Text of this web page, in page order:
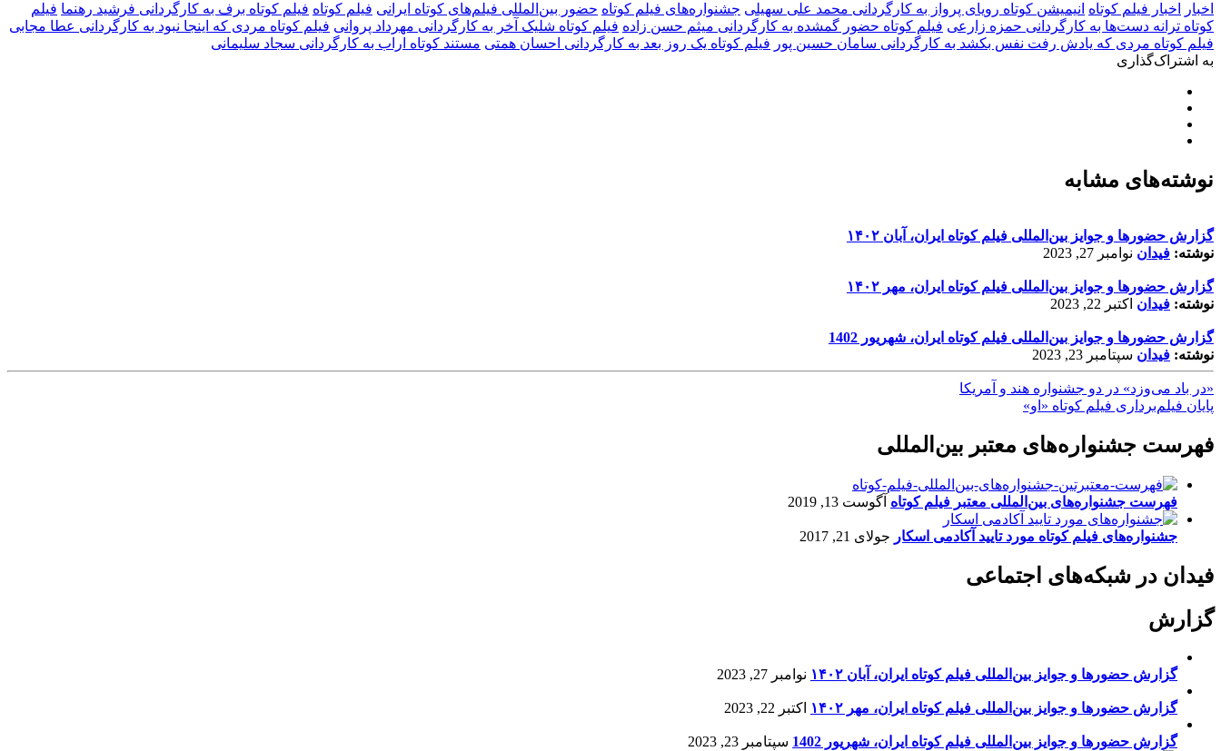
اخبار اخبار فیلم کوتاه انیمیشن کوتاه رویای پرواز به کارگردانی محمد علی سهیلی جشنواره‌های فیلم کوتاه حضور بین‌المللی فیلم‌های کوتاه ایرانی فیلم کوتاه فیلم کوتاه برف به کارگردانی فرشید رهنما فیلم
کوتاه ترانه دست‌ها به کارگردانی حمزه زارعی فیلم کوتاه حضور گمشده به کارگردانی میثم حسن زاده فیلم کوتاه شلیک آخر به کارگردانی مهرداد پروانی فیلم کوتاه مردی که اینجا نبود به کارگردانی عطا مجابی
فیلم کوتاه مردی که یادش رفت نفس بکشد به کارگردانی سامان حسین پور فیلم کوتاه یک روز بعد به کارگردانی احسان همتی مستند کوتاه اراب به کارگردانی سجاد سلیمانی
به اشتراک‌گذاری
نوشته‌های مشابه
گزارش حضورها و جوایز بین‌المللی فیلم کوتاه ایران، آبان ۱۴۰۲
نوشته: فیدان نوامبر 27, 2023
گزارش حضورها و جوایز بین‌المللی فیلم کوتاه ایران، مهر ۱۴۰۲
نوشته: فیدان اکتبر 22, 2023
گزارش حضورها و جوایز بین‌المللی فیلم کوتاه ایران، شهریور 1402
نوشته: فیدان سپتامبر 23, 2023
«در باد می‌وزد» در دو جشنواره هند و آمریکا
پایان فیلم‌برداری فیلم کوتاه «او»
فهرست جشنواره‌های معتبر بین‌المللی
فهرست جشنواره‌های بین‌المللی معتبر فیلم کوتاه آگوست 13, 2019
جشنواره‌های فیلم کوتاه مورد تایید آکادمی اسکار جولای 21, 2017
فیدان در شبکه‌های اجتماعی
گزارش
گزارش حضورها و جوایز بین‌المللی فیلم کوتاه ایران، آبان ۱۴۰۲ نوامبر 27, 2023
گزارش حضورها و جوایز بین‌المللی فیلم کوتاه ایران، مهر ۱۴۰۲ اکتبر 22, 2023
گزارش حضورها و جوایز بین‌المللی فیلم کوتاه ایران، شهریور 1402 سپتامبر 23, 2023